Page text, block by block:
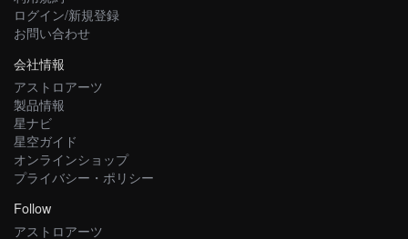
ログイン/新規登録
お問い合わせ
会社情報
アストロアーツ
製品情報
星ナビ
星空ガイド
オンラインショップ
プライバシー・ポリシー
Follow
アストロアーツ